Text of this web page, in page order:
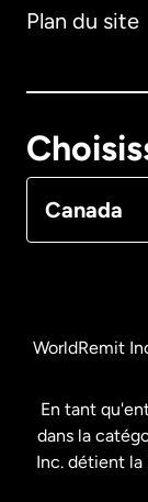
Plan du site
Canada
WorldRemit
En tant
dans la
Inc. détient